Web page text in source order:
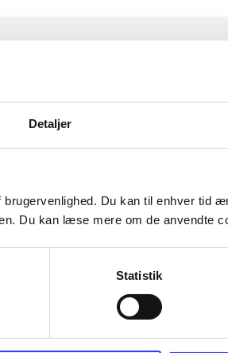
Detaljer
Du kan til enhver tid
Du kan læse mere om de anvendte
Statistik